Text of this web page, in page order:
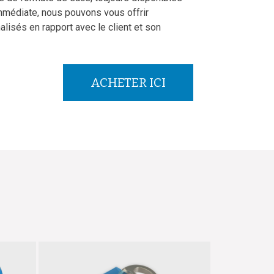
nous pouvons vous offrir
en rapport avec le client et son
ACHETER ICI